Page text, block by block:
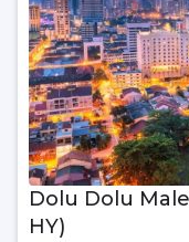
Dolu Dolu
HY)